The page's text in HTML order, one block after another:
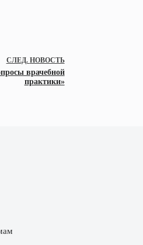
СЛЕД. НОВОСТЬ
врачебной
практики»